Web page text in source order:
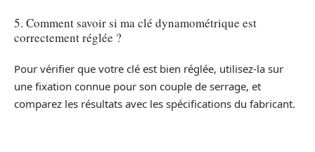
5. Comment savoir si ma clé dynamométrique est
correctement réglée ?
Pour vérifier que votre clé est bien réglée, utilisez-la sur
une fixation connue pour son couple de serrage, et
comparez les résultats avec les spécifications du fabricant.